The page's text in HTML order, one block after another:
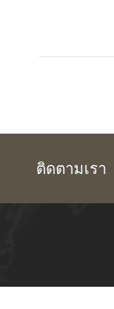
ติดตามเรา